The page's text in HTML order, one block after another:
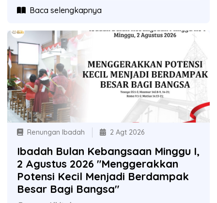
Baca selengkapnya
Renungan Ibadah 2 Agt 2026
Ibadah Bulan Kebangsaan Minggu I,
2 Agustus 2026 "Menggerakkan
Potensi Kecil Menjadi Berdampak
Besar Bagi Bangsa"